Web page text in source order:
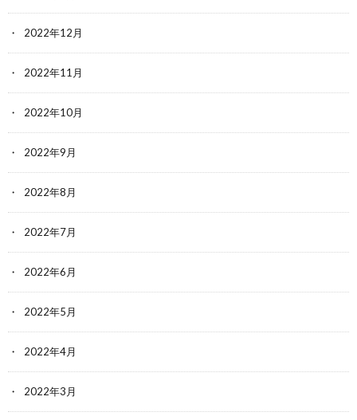
2022年12月
2022年11月
2022年10月
2022年9月
2022年8月
2022年7月
2022年6月
2022年5月
2022年4月
2022年3月